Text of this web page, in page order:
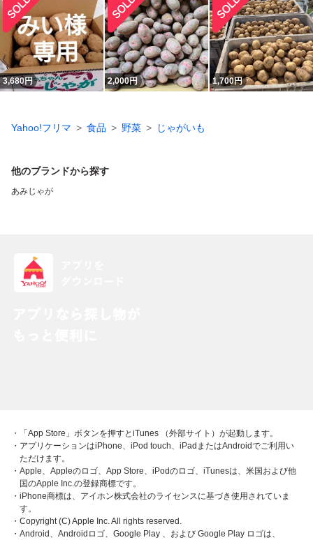
3,680円 2,000円 1,700円
Yahoo!フリマ 食品 野菜 じゃがいも
他のブランドから探す
あみじゃが
・「App Store」ボタンを押すとiTunes （外部サイト）が起動します。
・アプリケーションはiPhone、iPod touch、iPadまたはAndroidでご利用い
ただけます。
・Apple、Appleのロゴ、App Store、iPodのロゴ、iTunesは、米国および他
国のApple Inc.の登録商標です。
・iPhone商標は、アイホン株式会社のライセンスに基づき使用されていま
す。
・Copyright (C) Apple Inc. All rights reserved.
・Android、Androidロゴ、Google Play 、および Google Play ロゴは、